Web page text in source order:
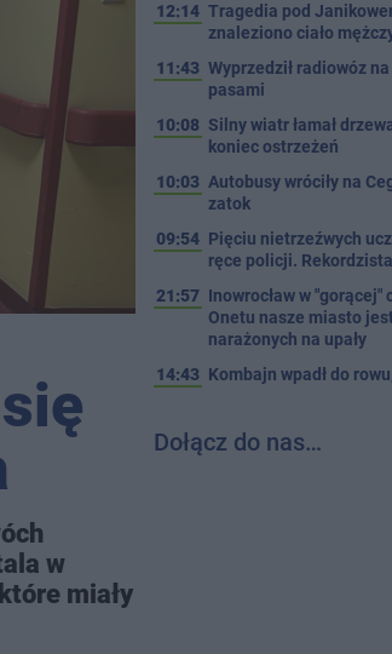
w
miały
12:14 Tragedia pod
znaleziono ciało
11:43 Wyprzedził radiowóz
pasami
10:08 Silny wiatr łamał
koniec ostrzeżeń
10:03 Autobusy wróciły na
zatok
09:54 Pięciu nietrzeźwych
ręce policji.
21:57 Inowrocław w "gorącej"
Onetu nasze miasto
narażonych na upały
14:43 Kombajn wpadł do
Dołącz do nas…